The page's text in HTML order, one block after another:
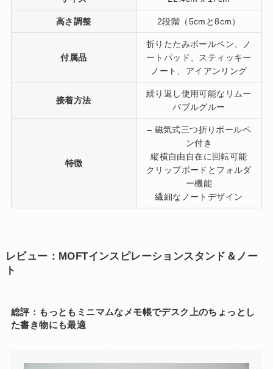
高さ調整 2段階（5cmと8cm）
付属品
折りたたみボールペン、ノ
ートパッド、スティッキー
ノート、アイアンリング
接着方法
繰り返し使用可能なリムー
バブルグルー
特徴
– 磁気式三つ折りボールペ
ン付き
縦横自由自在に回転可能
クリップボードとフォルダ
ー機能
繊細なノートデザイン
レビュー：MOFTインスピレーションスタンド＆ノー
ト
総評：もっともミニマムなメモ帳でデスク上のちょっとし
た書き物にも最適